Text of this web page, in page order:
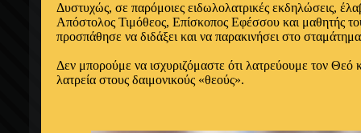
Δυστυχώς, σε παρόμοιες ειδωλολατρικές εκδηλώσεις,
Απόστολος Τιμόθεος, Επίσκοπος Εφέσσου και μαθητής
προσπάθησε να διδάξει και να παρακινήσει στο
Δεν μπορούμε να ισχυριζόμαστε ότι λατρεύουμε τον Θεό
λατρεία στους δαιμονικούς «θεούς».